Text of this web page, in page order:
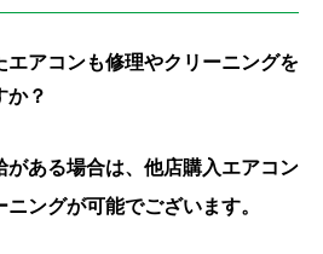
エアコンも修理やクリーニングを
か？
がある場合は、他店購入エアコン
ングが可能でございます。